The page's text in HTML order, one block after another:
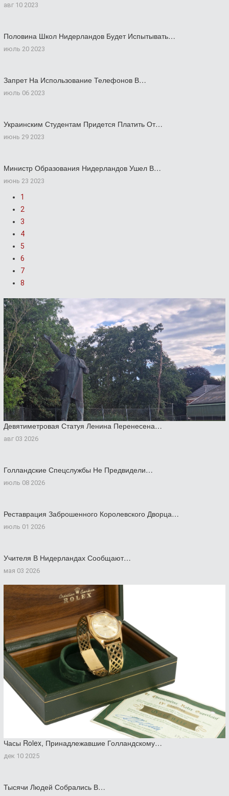
авг 10 2023
Половина Школ Нидерландов Будет Испытывать…
июль 20 2023
Запрет На Использование Телефонов В…
июль 06 2023
Украинским Студентам Придется Платить От…
июнь 29 2023
Министр Образования Нидерландов Ушел В…
июнь 23 2023
1
2
3
4
5
6
7
8
Девятиметровая Статуя Ленина Перенесена…
авг 03 2026
Голландские Спецслужбы Не Предвидели…
июль 08 2026
Реставрация Заброшенного Королевского Дворца…
июль 01 2026
Учителя В Нидерландах Сообщают…
мая 03 2026
Часы Rolex, Принадлежавшие Голландскому…
дек 10 2025
Тысячи Людей Собрались В…